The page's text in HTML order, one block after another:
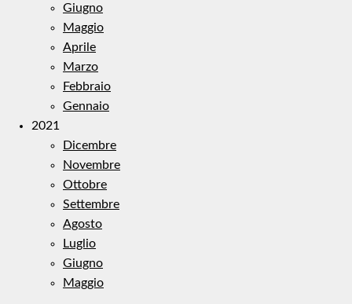
Giugno
Maggio
Aprile
Marzo
Febbraio
Gennaio
2021
Dicembre
Novembre
Ottobre
Settembre
Agosto
Luglio
Giugno
Maggio